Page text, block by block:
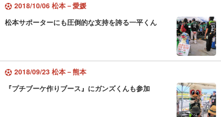
2018/10/06 松本－愛媛
松本サポーターにも圧倒的な支持を誇る一平くん
2018/09/23 松本－熊本
『プチブーケ作りブース』にガンズくんも参加